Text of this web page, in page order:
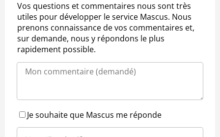
Vos questions et commentaires nous sont très
utiles pour développer le service Mascus. Nous
prenons connaissance de vos commentaires et,
sur demande, nous y répondons le plus
rapidement possible.
Je souhaite que Mascus me réponde